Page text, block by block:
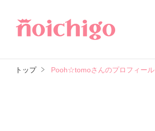
トップ Pooh☆tomoさんのプロフィール